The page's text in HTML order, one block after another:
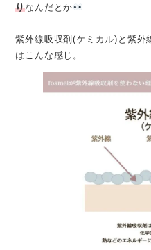
りなんだとか
紫外線吸収剤(ケミカル)と紫外
はこんな感じ。